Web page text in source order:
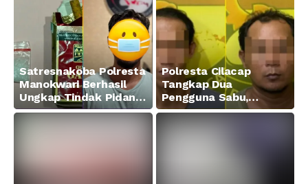
Satresnakoba Polresta
Manokwari Berhasil
Ungkap Tindak Pidana
Narkotika Golongan I
Jenis Sabu di Jalan
Polresta Cilacap
Tangkap Dua
Pengguna Sabu,
Amankan Paket 0,34
Gram